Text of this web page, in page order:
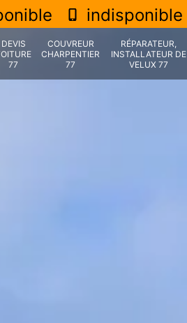
indisponible
DEVIS
77
COUVREUR
CHARPENTIER
77
RÉPARATEUR,
INSTALLATEUR DE
VELUX 77